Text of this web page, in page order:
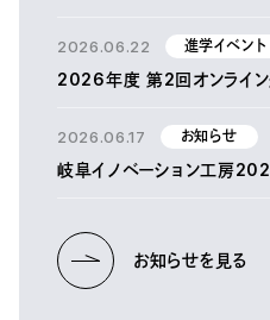
2026.06.22 進学イベント
2026年度 第2回オンライ
2026.06.17 お知らせ
岐阜イノベーション工房
お知らせを見る